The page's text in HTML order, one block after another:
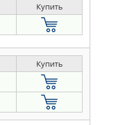
Купить
Купить